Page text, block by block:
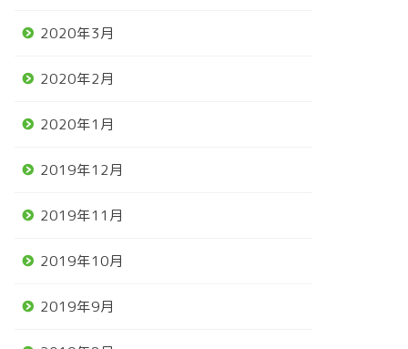
2020年3月
2020年2月
2020年1月
2019年12月
2019年11月
2019年10月
2019年9月